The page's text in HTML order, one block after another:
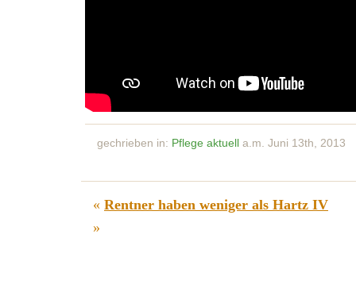
gechrieben in: Pflege aktuell a.m. Juni 13th, 2013
« Rentner haben weniger als Hartz IV
»